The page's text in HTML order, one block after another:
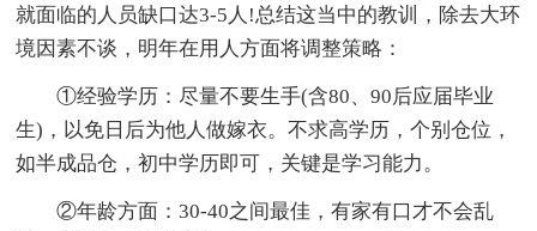
就面临的人员缺口达3-5人!总结这当中的教训，除去大环
境因素不谈，明年在用人方面将调整策略：
①经验学历：尽量不要生手(含80、90后应届毕业
生)，以免日后为他人做嫁衣。不求高学历，个别仓位，
如半成品仓，初中学历即可，关键是学习能力。
②年龄方面：30-40之间最佳，有家有口才不会乱